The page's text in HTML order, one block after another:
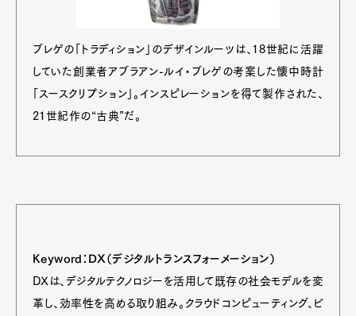
ブレゲの「トラディション」のデザインルーツは、18世紀に活躍
していた創業者アブラアン-ルイ・ブレゲの考案した懐中時計
「スースクリプション」。インスピレーションを得て製作された、
21世紀作の“古典”だ。
Keyword：DX（デジタルトランスフォーメーション）
DXは、デジタルテクノロジーを活用して既存の社会モデルを変
革し、効率性を高める取り組み。クラウドコンピューティング、ビ